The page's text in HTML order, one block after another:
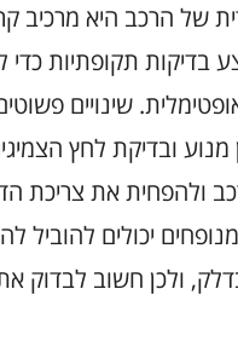
של הרכב היא מרכיב
בדיקות תקופתיות כדי
שינויים
ובדיקת לחץ
ולהפחית את צריכת
יכולים להוביל
ולכן חשוב לבדוק